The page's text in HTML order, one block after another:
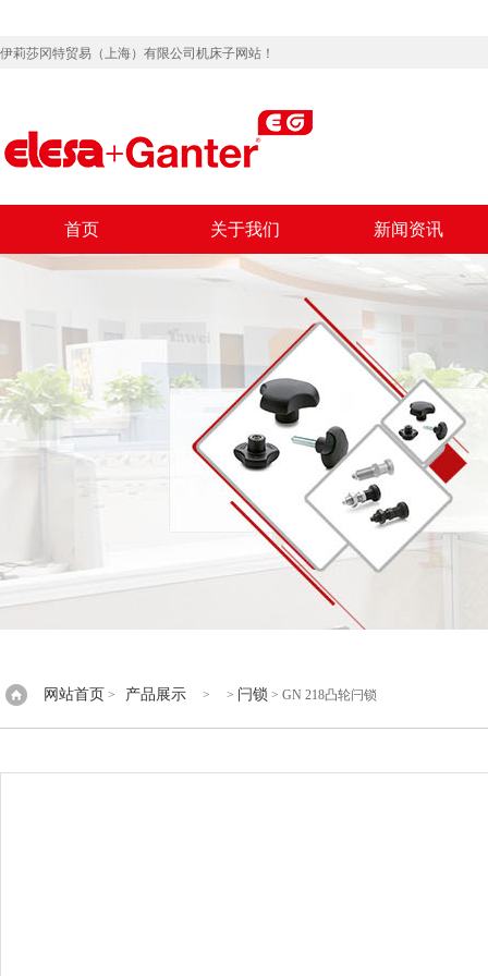
伊莉莎冈特贸易（上海）有限公司机床子网站！
首页 关于我们 新闻资讯
网站首页 > 产品展示 > > 闩锁 > GN 218凸轮闩锁